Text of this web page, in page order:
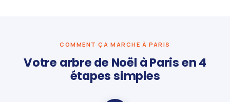
COMMENT ÇA MARCHE À PARIS
Votre arbre de Noël à Paris en 4
étapes simples